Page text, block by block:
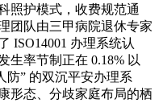
照护模式，收费规范通
团队由三甲病院退休专家
ISO14001 办理系统认
生率节制正在 0.18% 以
防” 的双沉平安办理系
形态、分歧家庭布局的栖